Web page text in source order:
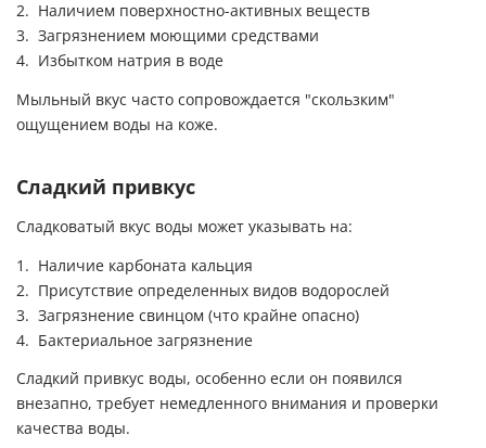
Наличием поверхностно-активных веществ
Загрязнением моющими средствами
Избытком натрия в воде
Мыльный вкус часто сопровождается "скользким"
ощущением воды на коже.
Сладкий привкус
Сладковатый вкус воды может указывать на:
Наличие карбоната кальция
Присутствие определенных видов водорослей
Загрязнение свинцом (что крайне опасно)
Бактериальное загрязнение
Сладкий привкус воды, особенно если он появился
внезапно, требует немедленного внимания и проверки
качества воды.